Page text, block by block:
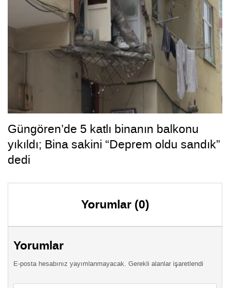
Güngören’de 5 katlı binanın balkonu
yıkıldı; Bina sakini “Deprem oldu sandık”
dedi
Yorumlar (0)
Yorumlar
E-posta hesabınız yayımlanmayacak. Gerekli alanlar işaretlendi